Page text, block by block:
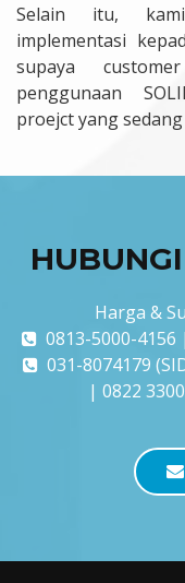
Selain itu,
implementasi
supaya
penggunaan
proejct yang
Harga &
0813-5000-4156
031-8074179
| 0822